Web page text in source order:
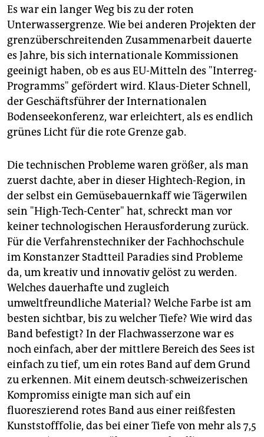
Es war ein langer Weg bis zu der roten
Unterwassergrenze. Wie bei anderen Projekten der
grenzüberschreitenden Zusammenarbeit dauerte
es Jahre, bis sich internationale Kommissionen
geeinigt haben, ob es aus EU-Mitteln des "Interreg-
Programms" gefördert wird. Klaus-Dieter Schnell,
der Geschäftsführer der Internationalen
Bodenseekonferenz, war erleichtert, als es endlich
grünes Licht für die rote Grenze gab.
Die technischen Probleme waren größer, als man
zuerst dachte, aber in dieser Hightech-Region, in
der selbst ein Gemüsebauernkaff wie Tägerwilen
sein "High-Tech-Center" hat, schreckt man vor
keiner technologischen Herausforderung zurück.
Für die Verfahrenstechniker der Fachhochschule
im Konstanzer Stadtteil Paradies sind Probleme
da, um kreativ und innovativ gelöst zu werden.
Welches dauerhafte und zugleich
umweltfreundliche Material? Welche Farbe ist am
besten sichtbar, bis zu welcher Tiefe? Wie wird das
Band befestigt? In der Flachwasserzone war es
noch einfach, aber der mittlere Bereich des Sees ist
einfach zu tief, um ein rotes Band auf dem Grund
zu erkennen. Mit einem deutsch-schweizerischen
Kompromiss einigte man sich auf ein
fluoreszierend rotes Band aus einer reißfesten
Kunststofffolie, das bei einer Tiefe von mehr als 7,5